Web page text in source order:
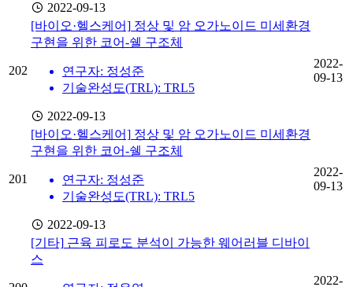
2022-09-13
202
[바이오·헬스케어] 정상 및 암 오가노이드 미세환경
구현을 위한 코어-쉘 구조체
연구자: 정성준
기술완성도(TRL): TRL5
2022-09-13
2022-
09-13
201
[바이오·헬스케어] 정상 및 암 오가노이드 미세환경
구현을 위한 코어-쉘 구조체
연구자: 정성준
기술완성도(TRL): TRL5
2022-09-13
2022-
09-13
[기타] 근육 피로도 분석이 가능한 웨어러블 디바이
스
2022-